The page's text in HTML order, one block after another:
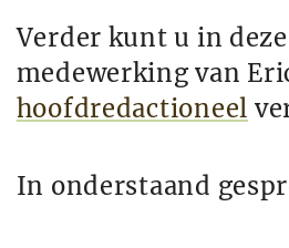
Verder kunt u in
medewerking van
hoofdredactioneel
In onderstaand